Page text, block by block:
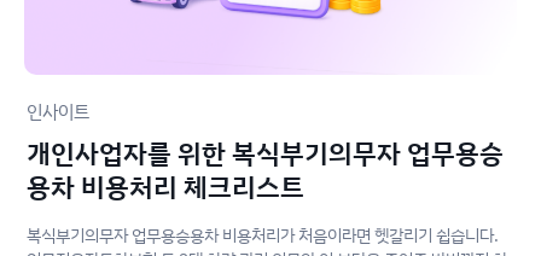
인사이트
개인사업자를 위한 복식부기의무자 업무용승
용차 비용처리 체크리스트
복식부기의무자 업무용승용차 비용처리가 처음이라면 헷갈리기 쉽습니다.